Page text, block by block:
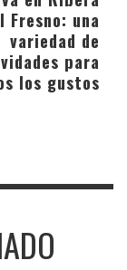
Fresno: una
variedad de
para
los gustos